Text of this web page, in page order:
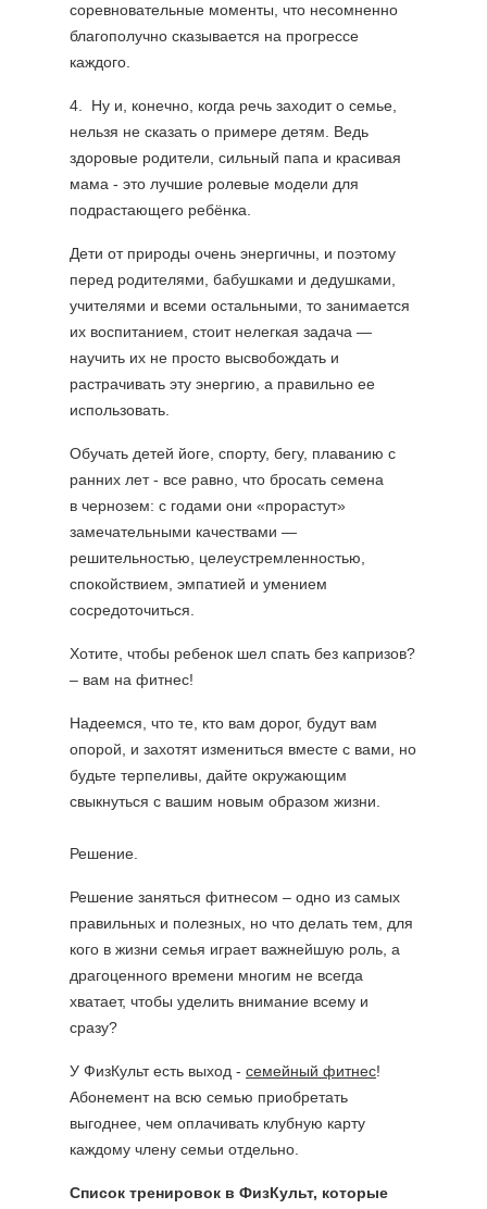
соревновательные моменты, что несомненно
благополучно сказывается на прогрессе
каждого.
4. Ну и, конечно, когда речь заходит о семье,
нельзя не сказать о примере детям. Ведь
здоровые родители, сильный папа и красивая
мама - это лучшие ролевые модели для
подрастающего ребёнка.
Дети от природы очень энергичны, и поэтому
перед родителями, бабушками и дедушками,
учителями и всеми остальными, то занимается
их воспитанием, стоит нелегкая задача —
научить их не просто высвобождать и
растрачивать эту энергию, а правильно ее
использовать.
Обучать детей йоге, спорту, бегу, плаванию с
ранних лет - все равно, что бросать семена
в чернозем: с годами они «прорастут»
замечательными качествами —
решительностью, целеустремленностью,
спокойствием, эмпатией и умением
сосредоточиться.
Хотите, чтобы ребенок шел спать без капризов?
– вам на фитнес!
Надеемся, что те, кто вам дорог, будут вам
опорой, и захотят измениться вместе с вами, но
будьте терпеливы, дайте окружающим
свыкнуться с вашим новым образом жизни.
Решение.
Решение заняться фитнесом – одно из самых
правильных и полезных, но что делать тем, для
кого в жизни семья играет важнейшую роль, а
драгоценного времени многим не всегда
хватает, чтобы уделить внимание всему и
сразу?
У ФизКульт есть выход - семейный фитнес!
Абонемент на всю семью приобретать
выгоднее, чем оплачивать клубную карту
каждому члену семьи отдельно.
Список тренировок в ФизКульт, которые